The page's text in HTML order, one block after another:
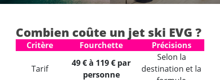
Combien coûte un jet ski EVG ?
Critère Fourchette Précisions
Tarif
49 € à 119 € par
personne
Selon la
destination et la